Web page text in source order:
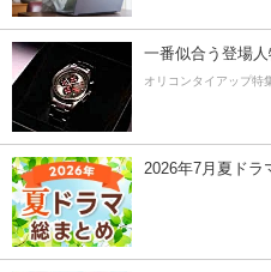
一番似合う登場
オリコンタイアップ特
2026年7月夏ドラ